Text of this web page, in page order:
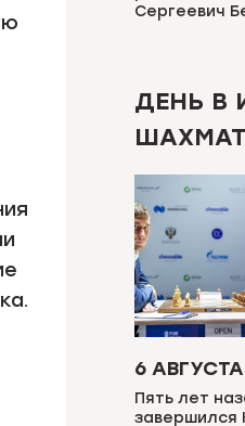
Сергеевич
ДЕНЬ В
ШАХМАТ
6
Пять лет
завершился